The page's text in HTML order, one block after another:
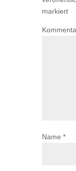
markiert
Name *